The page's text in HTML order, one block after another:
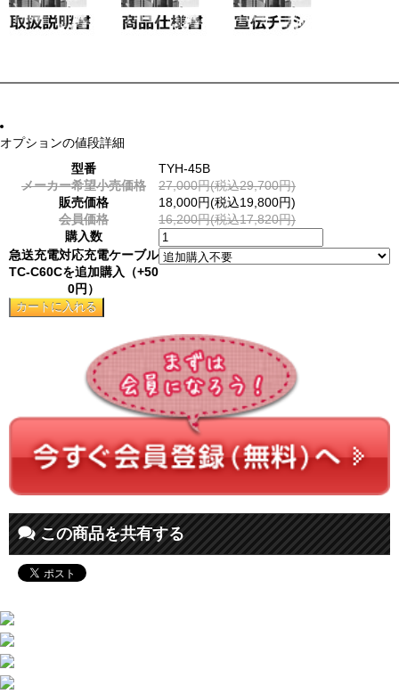
オプションの値段詳細
型番
TYH-45B
メーカー希望小売価格
27,000円(税込29,700円)
販売価格
18,000円(税込19,800円)
会員価格
16,200円(税込17,820円)
購入数
急送充電対応充電ケーブル
TC-C60Cを追加購入（+50
0円）
この商品を共有する